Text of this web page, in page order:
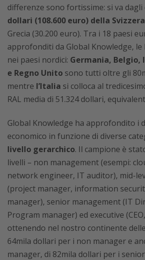
differenze sono fortissime: si va
dollari (108.600 euro) della Svizzera
Grecia (30.200 euro). Tra i 18 paesi
approfonditi da Global Knowledge, le
nei paesi nordici: Germania, Belgio,
e Regno Unito sono tutti oltre gli
mentre l’Italia si colloca al
RAL media di 51.324 dollari,
Global Knowledge ha approfondito i
economico in funzione di diverse
livello gerarchico. Il campione è
livelli – non management (esempi:
network engineer, IT auditor), mid-
(project manager, information
manager), senior management (IT
Program manager) ed executive
ottenendo nel nostro continente
64mila dollari per i non manager e
manager, di 82mila dollari per i